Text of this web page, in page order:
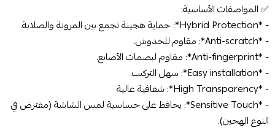
✅ المواصفات الأساسية:
- *Hybrid Protection*: حماية هجينة تجمع بين المرونة والصلابة.
- *Anti-scratch*: مقاوم للخدوش.
- *Anti-fingerprint*: مقاوم لبصمات الأصابع.
- *Easy installation*: سهل التركيب.
- *High Transparency*: شفافية عالية
- *Sensitive Touch*: يحافظ على حساسية لمس الشاشة (مفترض في
النوع الهجين).